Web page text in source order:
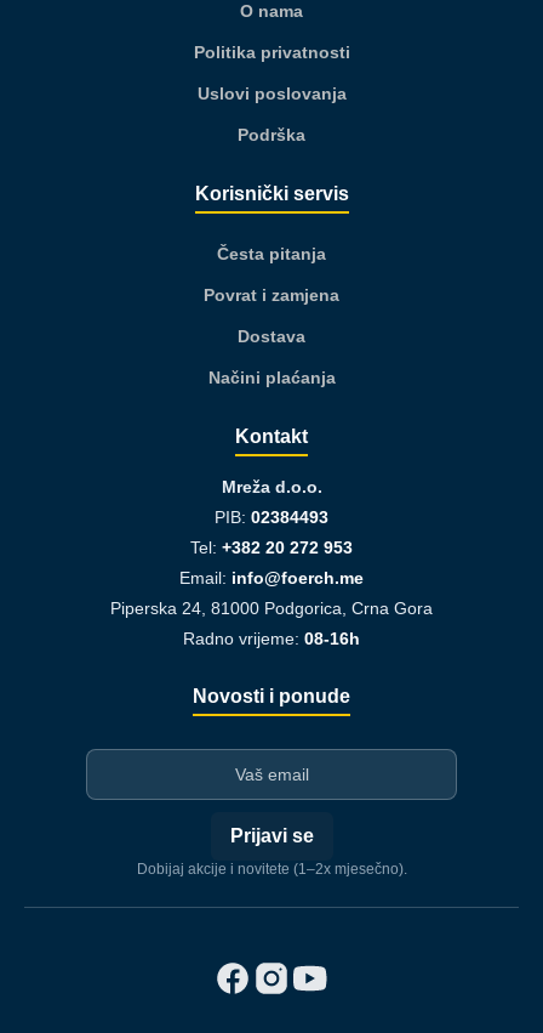
O nama
Politika privatnosti
Uslovi poslovanja
Podrška
Korisnički servis
Česta pitanja
Povrat i zamjena
Dostava
Načini plaćanja
Kontakt
Mreža d.o.o.
PIB: 02384493
Tel: +382 20 272 953
Email: info@foerch.me
Piperska 24, 81000 Podgorica, Crna Gora
Radno vrijeme: 08-16h
Novosti i ponude
Prijavi se
Dobijaj akcije i novitete (1–2x mjesečno).